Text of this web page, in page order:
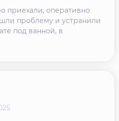
приехали, оперативно
проблему и устранили
под ванной, в